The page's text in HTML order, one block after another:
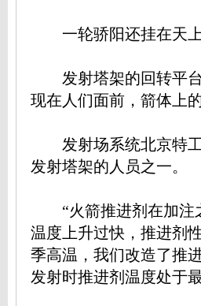
一轮骄阳还挂在天上
发射塔架的回转平台
现在人们面前，箭体上
发射场系统北京特工
发射塔架的人员之一。
“火箭推进剂在加注
温度上升过快，推进剂
季高温，我们改造了推
发射时推进剂温度处于